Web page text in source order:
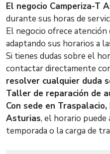
El negocio Camperiza-T
durante sus horas de
El negocio ofrece atención
adaptando sus horarios a
Si tienes dudas sobre el
contactar directamente
resolver cualquier duda
Taller de reparación de
Con sede en
Asturias, el horario puede
temporada o la carga de